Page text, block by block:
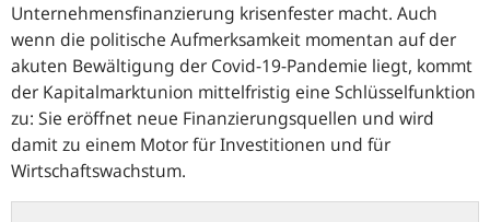
Unternehmensfinanzierung krisenfester macht. Auch
wenn die politische Aufmerksamkeit momentan auf der
akuten Bewältigung der Covid-19-Pandemie liegt, kommt
der Kapitalmarktunion mittelfristig eine Schlüsselfunktion
zu: Sie eröffnet neue Finanzierungsquellen und wird
damit zu einem Motor für Investitionen und für
Wirtschaftswachstum.